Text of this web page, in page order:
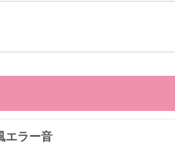
エラー音